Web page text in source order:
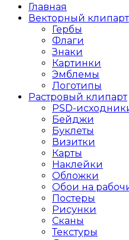
Главная
Векторный клипарт
Гербы
Флаги
Знаки
Картинки
Эмблемы
Логотипы
Растровый клипарт
PSD-
Бейджи
Буклеты
Визитки
Карты
Наклейки
Обложки
Обои на
Постеры
Рисунки
Сканы
Текстуры